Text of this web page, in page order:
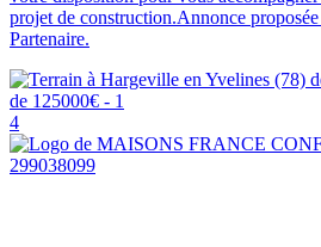
projet de construction.Annonce
Partenaire.
4